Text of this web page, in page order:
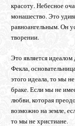
красоту. Небесное
монашество. Это
равноангельным. Он
творении.
Это является
Фекла,
этого идеала, то мы
браке. Если мы не
любви, которая
возможно на земле,
то мы не христиане.